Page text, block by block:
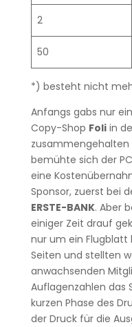
2
50
*) besteht nicht
Anfangs gabs nur
Copy-Shop Foliin
zusammengehalten
bemühte sich der
eine
Sponsor, zuerst bei
ERSTE-BANK. Aber
einiger Zeit drauf
nur um ein Flugblatt
Seiten und stellten
anwachsenden
Auflagenzahlen das
kurzen Phase des
der Druck für die